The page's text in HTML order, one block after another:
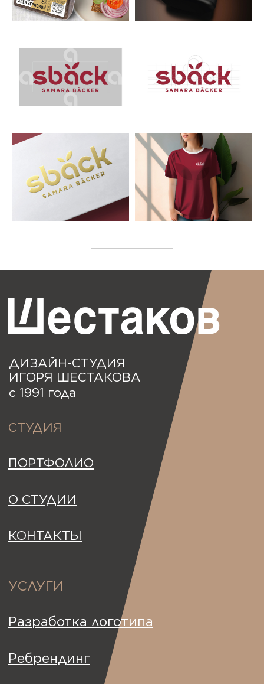
СТУДИЯ
Разработка логотипа
logomen@mail.ru
ул. Партизанская, 246,
Ребрендинг
Дизайн упаковки
+7 927 207 1406
О СТУДИИ
КОНТАКТЫ
УСЛУГИ
Behance
Workspace